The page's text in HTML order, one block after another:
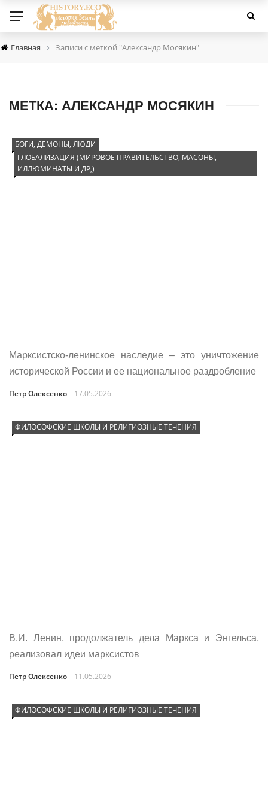
Главная › Записи с меткой "Александр Мосякин"
МЕТКА: АЛЕКСАНДР МОСЯКИН
БОГИ, ДЕМОНЫ, ЛЮДИ
ГЛОБАЛИЗАЦИЯ (МИРОВОЕ ПРАВИТЕЛЬСТВО, МАСОНЫ,
ИЛЛЮМИНАТЫ И ДР,)
Марксистско‑ленинское наследие – это уничтожение
исторической России и ее национальное раздробление
Петр Олексенко 17.05.2026
ФИЛОСОФСКИЕ ШКОЛЫ И РЕЛИГИОЗНЫЕ ТЕЧЕНИЯ
В.И. Ленин, продолжатель дела Маркса и Энгельса,
реализовал идеи марксистов
Петр Олексенко 11.05.2026
ФИЛОСОФСКИЕ ШКОЛЫ И РЕЛИГИОЗНЫЕ ТЕЧЕНИЯ